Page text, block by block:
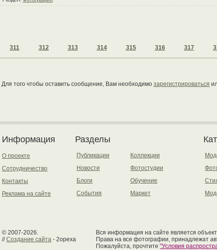
311 312 313 314 315 316 317
Для того чтобы оставить сообщение, Вам необходимо зарегистрироваться
Информация
О проекте
Сотрудничество
Контакты
Реклама на сайте
Разделы
Публикации
Новости
Блоги
События
Коллекции
Фотостудии
Обучение
Маркет
© 2007-2026.
//Создание сайта - 2opexa
Вся информация на сайте является
Права на все фотографии, принадлежат
Пожалуйста, прочтите "Условия